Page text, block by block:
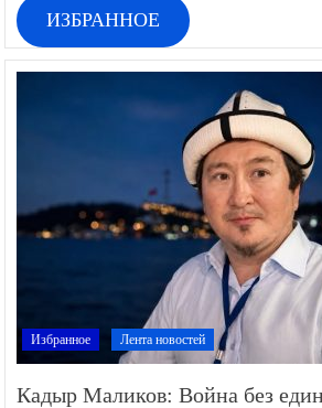
ИЗБРАННОЕ
Избранное Лента новостей
Кадыр Маликов: Война без